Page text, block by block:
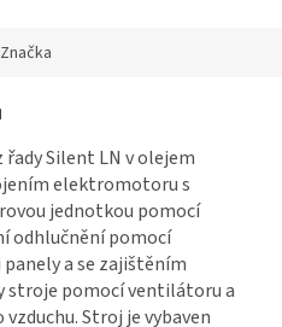
Značka
Silent LN v olejem
elektromotoru s
jednotkou pomocí
odhlučnění pomocí
a se zajištěním
pomocí ventilátoru a
Stroj je vybaven